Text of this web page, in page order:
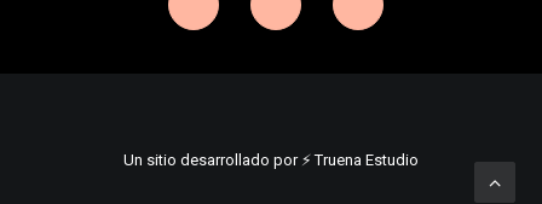
Un sitio desarrollado por ⚡️ Truena Estudio